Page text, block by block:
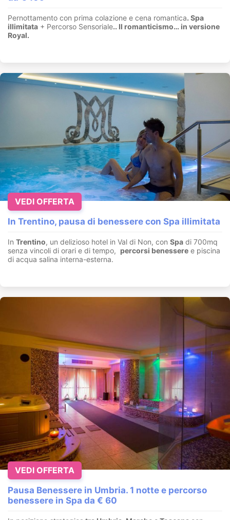
Pernottamento con prima colazione e cena romantica. Spa
illimitata + Percorso Sensoriale.. Il romanticismo… in versione
Royal.
In Trentino, pausa di benessere con Spa illimitata
In Trentino, un delizioso hotel in Val di Non, con Spa di 700mq
senza vincoli di orari e di tempo, percorsi benessere e piscina
di acqua salina interna-esterna.
VEDI OFFERTA
Pausa Benessere in Umbria. 1 notte e percorso
benessere in Spa da € 60
VEDI OFFERTA